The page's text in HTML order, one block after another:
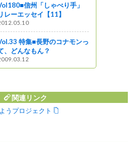
信州「しゃべり手」
レーエッセイ【11】
特集■長野のコナモンっ
、どんなもん？
関連リンク
うプロジェクト